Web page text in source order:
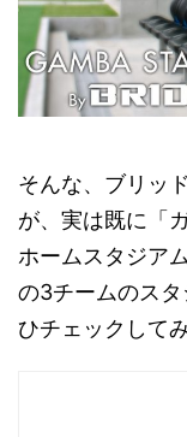
そんな、ブリッ
が、実は既に「
ホームスタジア
の3チームのス
ひチェックして